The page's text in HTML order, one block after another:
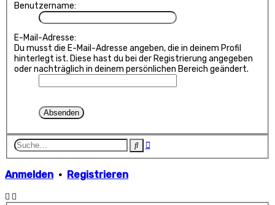
Benutzername:
E-Mail-Adresse:
Du musst die E-Mail-Adresse angeben, die in deinem Profil
hinterlegt ist. Diese hast du bei der Registrierung angegeben
oder nachträglich in deinem persönlichen Bereich geändert.
SucheErweiterte
Anmelden • Registrieren